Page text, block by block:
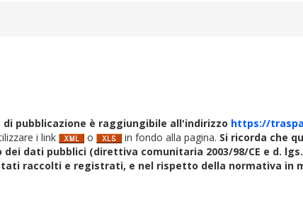
di pubblicazione è raggiungibile all'indirizzo https://
i link
o in fondo alla pagina. Si ricorda che
dati pubblici (direttiva comunitaria 2003/98/CE e d.
raccolti e registrati, e nel rispetto della normativa in